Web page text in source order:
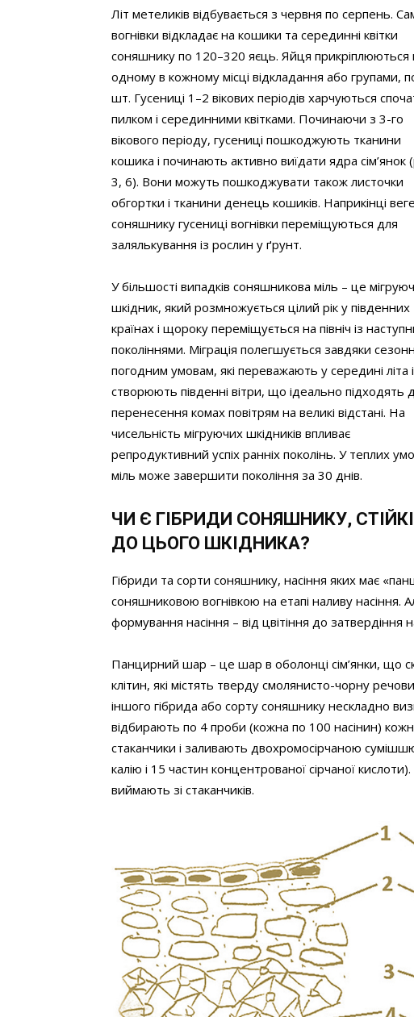
Літ метеликів відбувається з червня по серпень.
вогнівки відкладає на кошики та серединні квітки
соняшнику по 120–320 яєць. Яйця прикріплюються
одному в кожному місці відкладання або групами,
шт. Гусениці 1–2 вікових періодів харчуються
пилком і серединними квітками. Починаючи з 3-го
вікового періоду, гусениці пошкоджують тканини
кошика і починають активно виїдати ядра сім’янок
3, 6). Вони можуть пошкоджувати також листочки
обгортки і тканини денець кошиків. Наприкінці
соняшнику гусениці вогнівки переміщуються для
залялькування із рослин у ґрунт.
У більшості випадків соняшникова міль – це
шкідник, який розмножується цілий рік у південних
країнах і щороку переміщується на північ із
поколіннями. Міграція полегшується завдяки
погодним умовам, які переважають у сере­дині літа і
створюють південні вітри, що ідеально підходять
перенесення комах повітрям на великі відстані. На
чисельність мігруючих шкідників впливає
репродуктивний успіх ранніх поколінь. У теплих
міль може завершити покоління за 30 днів.
ЧИ Є ГІБРИДИ СОНЯШНИКУ, СТІЙКІ
ДО ЦЬОГО ШКІДНИКА?
Гібриди та сорти соняшнику, насіння яких має
соняшниковою вогнівкою на етапі наливу насіння.
формування насіння – від цвітіння до затвердіння
Панцирний шар – це шар в оболонці сім’янки, що
клітин, які містять тверду смолянисто-чорну
іншого гібрида або сорту соняшнику нескладно
відбирають по 4 проби (кожна по 100 насінин)
стаканчики і заливають двохромосірчаною
калію і 15 частин концентрованої сірчаної
виймають зі стаканчиків.